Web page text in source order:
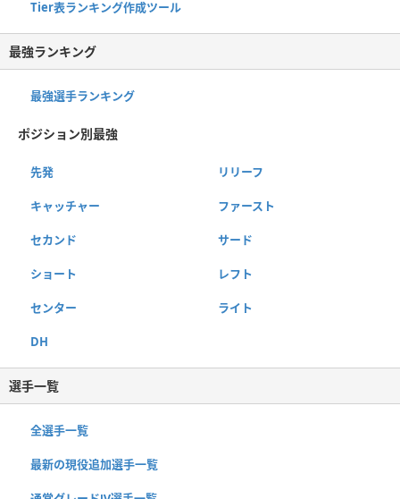
Tier表ランキング作成ツール
最強ランキング
最強選手ランキング
ポジション別最強
先発 リリーフ
キャッチャー ファースト
セカンド サード
ショート レフト
センター ライト
DH
選手一覧
全選手一覧
最新の現役追加選手一覧